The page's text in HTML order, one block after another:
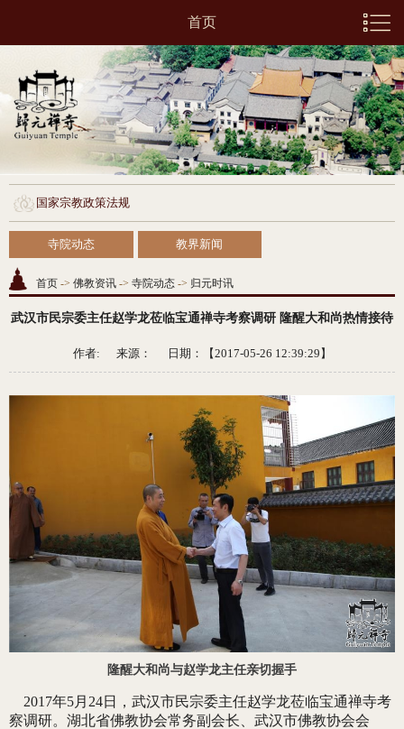
首页
国家宗教政策法规
寺院动态 教界新闻
首页 -> 佛教资讯 -> 寺院动态 -> 归元时讯
武汉市民宗委主任赵学龙莅临宝通禅寺考察调研 隆醒大和尚热情接待
作者: 来源： 日期：【2017-05-26 12:39:29】
隆醒大和尚与赵学龙主任亲切握手
2017年5月24日，武汉市民宗委主任赵学龙莅临宝通禅寺考
察调研。湖北省佛教协会常务副会长、武汉市佛教协会会